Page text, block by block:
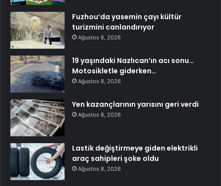
Fuzhou’da yasemin çayı kültür
turizmini canlandırıyor
Ağustos 8, 2026
19 yaşındaki Nazlıcan’ın acı sonu…
Motosikletle giderken…
Ağustos 8, 2026
Yen kazançlarının yarısını geri verdi
Ağustos 8, 2026
Lastik değiştirmeye giden elektrikli
araç sahipleri şoke oldu
Ağustos 8, 2026